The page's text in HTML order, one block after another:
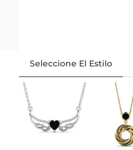
Seleccione El Estilo